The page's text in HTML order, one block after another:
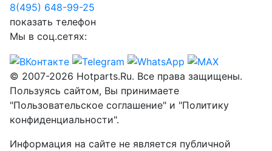
8(495) 648-99-25
показать телефон
Мы в соц.сетях:
© 2007-2026 Hotparts.Ru. Все права защищены.
Пользуясь сайтом, Вы принимаете
"Пользовательское соглашение" и "Политику
конфиденциальности".
Информация на сайте не является публичной